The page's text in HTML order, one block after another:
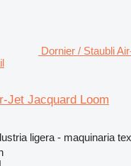
Dornier / Staubli
Jet Jacquard Loom
ligera - maquinaria